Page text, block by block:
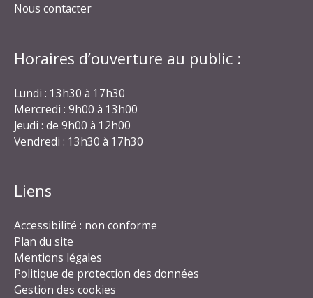
Nous contacter
Horaires d’ouverture au public :
Lundi : 13h30 à 17h30
Mercredi : 9h00 à 13h00
Jeudi : de 9h00 à 12h00
Vendredi : 13h30 à 17h30
Liens
Accessibilité : non conforme
Plan du site
Mentions légales
Politique de protection des données
Gestion des cookies